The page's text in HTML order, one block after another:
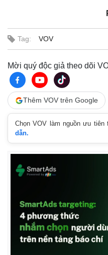
Tag: VOV
Mời quý độc giả theo dõi
Thêm VOV trên Google
Chọn VOV làm nguồn ưu tiên
dẫn.